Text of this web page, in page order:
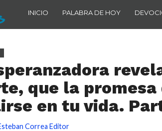
INICIO PALABRA DE HOY
que la promesa
en tu vida.
Correa Editor